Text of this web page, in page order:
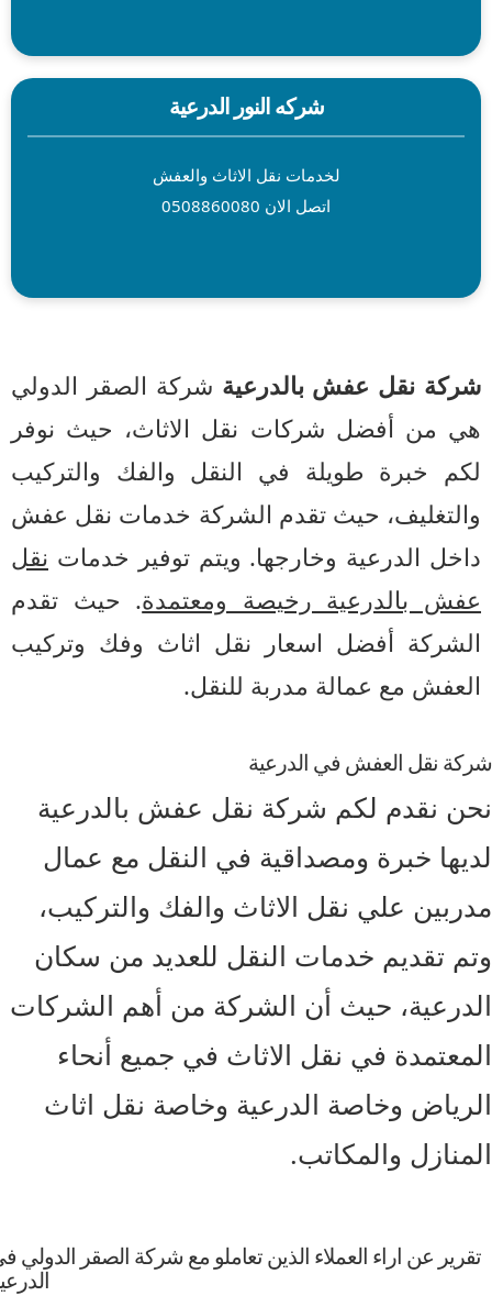
شركه النور الدرعية
لخدمات نقل الاثاث والعفش
اتصل الان 0508860080
نقل عفش بالدرعيةشركة الصقر الدولي
من أفضل شركات نقل الاثاث، حيث نوفر
خبرة طويلة في النقل والفك والتركيب
حيث تقدم الشركة خدمات نقل عفش
الدرعية وخارجها. ويتم توفير خدماتنقل
بالدرعية رخيصة ومعتمدة. حيث تقدم
أفضل اسعار نقل اثاث وفك وتركيب
مع عمالة مدربة للنقل.
نقل العفش في الدرعية
نقدم لكم شركة نقل عفش بالدرعية
خبرة ومصداقية في النقل مع عمال
علي نقل الاثاث والفك والتركيب،
تقديم خدمات النقل للعديد من سكان
حيث أن الشركة من أهم الشركات
في نقل الاثاث في جميع أنحاء
وخاصة الدرعية وخاصة نقل اثاث
والمكاتب.
عن اراء العملاء الذين تعاملو مع شركة الصقر الدولي في
الدرعية